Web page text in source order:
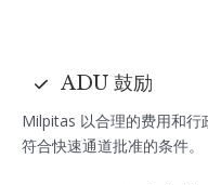
ADU 鼓励
Milpitas 以合理的费用和行
符合快速通道批准的条件。